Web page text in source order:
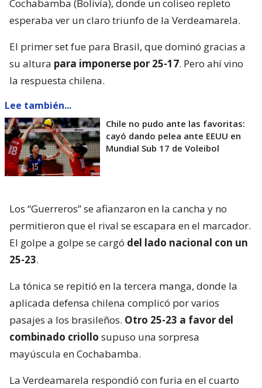
Cochabamba (Bolivia), donde un coliseo repleto
esperaba ver un claro triunfo de la Verdeamarela.
El primer set fue para Brasil, que dominó gracias a
su altura para imponerse por 25-17. Pero ahí vino
la respuesta chilena.
Lee también...
Chile no pudo ante las favoritas:
cayó dando pelea ante EEUU en
Mundial Sub 17 de Voleibol
Los “Guerreros” se afianzaron en la cancha y no
permitieron que el rival se escapara en el marcador.
El golpe a golpe se cargó del lado nacional con un
25-23.
La tónica se repitió en la tercera manga, donde la
aplicada defensa chilena complicó por varios
pasajes a los brasileños. Otro 25-23 a favor del
combinado criollo supuso una sorpresa
mayúscula en Cochabamba.
La Verdeamarela respondió con furia en el cuarto